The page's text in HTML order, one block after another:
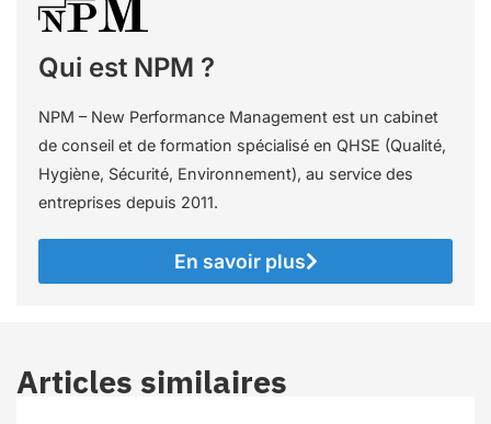
Qui est NPM ?
NPM – New Performance Management est un cabinet
de conseil et de formation spécialisé en QHSE (Qualité,
Hygiène, Sécurité, Environnement), au service des
entreprises depuis 2011.
En savoir plus
Articles similaires